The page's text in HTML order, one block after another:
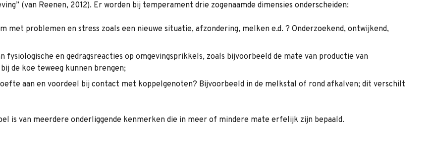
(van Reenen, 2012). Er worden bij temperament drie zogenaamde dimensies onderscheiden:
met problemen en stress zoals een nieuwe situatie, afzondering, melken e.d. ? Onderzoekend, ontwijkend,
fysiologische en gedragsreacties op omgevingsprikkels, zoals bijvoorbeeld de mate van productie van
de koe teweeg kunnen brengen;
aan en voordeel bij contact met koppelgenoten? Bijvoorbeeld in de melkstal of rond afkalven; dit verschilt
is van meerdere onderliggende kenmerken die in meer of mindere mate erfelijk zijn bepaald.